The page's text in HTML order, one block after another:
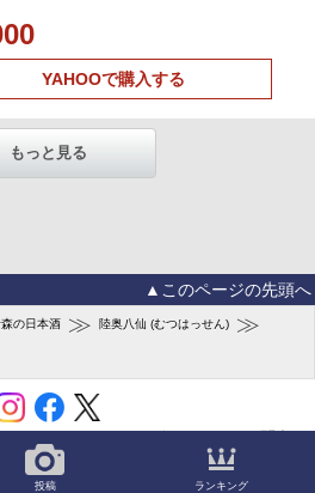
YAHOOで購入する
もっと見る
投稿 ランキング
▲このページの先頭へ
の日本酒 ≫ 陸奥八仙 (むつはっせん) ≫
(C) SAKETIME